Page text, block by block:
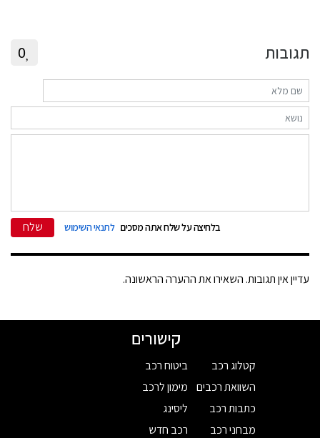
תגובות 0
בלחיצה על שלח אתה מסכים לתנאי השימוש שלח
עדיין אין תגובות. השאירו את ההערה הראשונה.
קישורים
קטלוג רכב
השוואת רכבים
כתבות רכב
מבחני רכב
ביטוח רכב
מימון לרכב
ליסינג
רכב חדש